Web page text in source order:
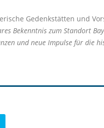
Gedenkstätten und
Bekenntnis zum Standort
und neue Impulse für die